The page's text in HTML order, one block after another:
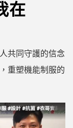
在
共同守護的信念
重塑機能制服的